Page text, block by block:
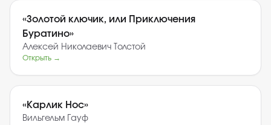
«Золотой ключик, или Приключения
Буратино»
Алексей Николаевич Толстой
Открыть →
«Карлик Нос»
Вильгельм Гауф